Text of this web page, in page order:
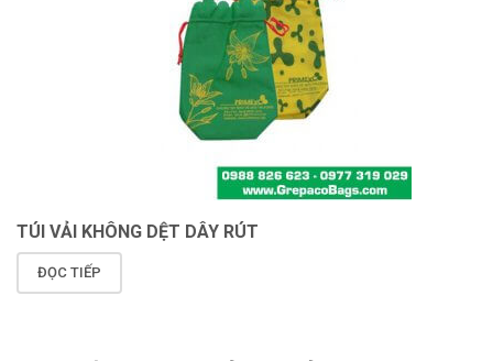
TÚI VẢI KHÔNG DỆT DÂY RÚT
ĐỌC TIẾP